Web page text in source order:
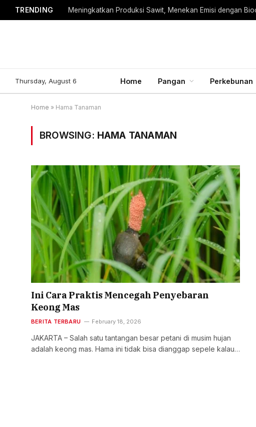
TRENDING Meningkatkan Produksi Sawit, Menekan Emisi dengan
Thursday, August 6 Home Pangan Perkebunan
Home » Hama Tanaman
BROWSING: HAMA TANAMAN
Ini Cara Praktis Mencegah Penyebaran
Keong Mas
BERITA TERBARU February 18, 2026
JAKARTA – Salah satu tantangan besar petani di musim hujan
adalah keong mas. Hama ini tidak bisa dianggap sepele kalau…